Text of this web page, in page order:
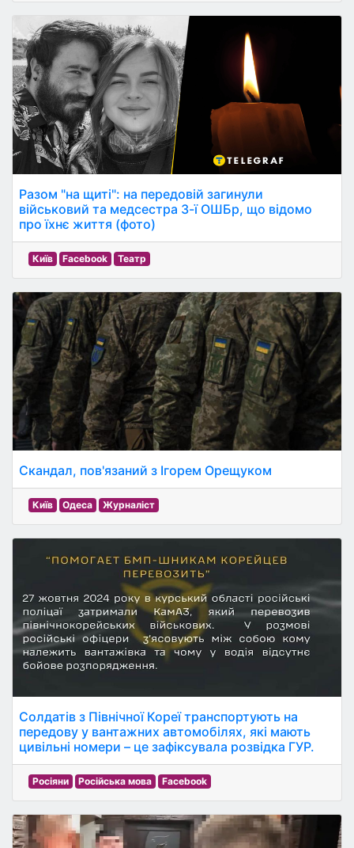
Разом "на щиті": на передовій загинули
військовий та медсестра 3-ї ОШБр, що відомо
про їхнє життя (фото)
Київ Facebook Театр
Скандал, пов'язаний з Ігорем Орещуком
Київ Одеса Журналіст
Солдатів з Північної Кореї транспортують на
передову у вантажних автомобілях, які мають
цивільні номери – це зафіксувала розвідка ГУР.
Росіяни Російська мова Facebook